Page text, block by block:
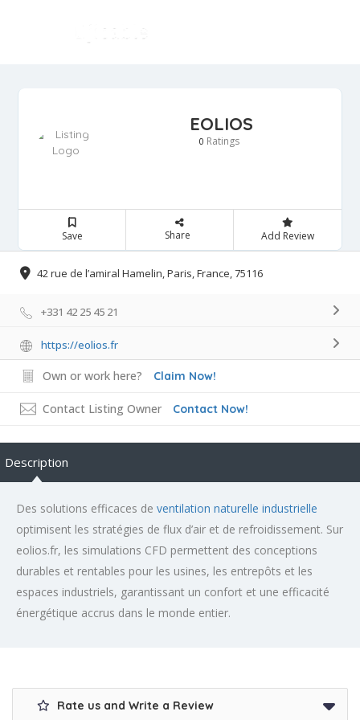
EOLIOS
0 Ratings
Save Share Add Review
42 rue de l’amiral Hamelin, Paris, France, 75116
+331 42 25 45 21
https://eolios.fr
Own or work here? Claim Now!
Contact Listing Owner Contact Now!
Description
Des solutions efficaces de ventilation naturelle industrielle
optimisent les stratégies de flux d’air et de refroidissement. Sur
eolios.fr, les simulations CFD permettent des conceptions
durables et rentables pour les usines, les entrepôts et les
espaces industriels, garantissant un confort et une efficacité
énergétique accrus dans le monde entier.
Rate us and Write a Review